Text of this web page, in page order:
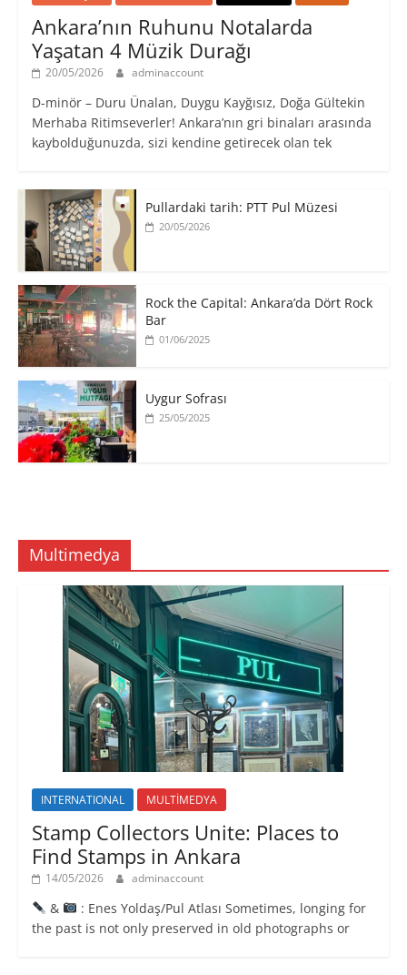
Ankara’nın Ruhunu Notalarda
Yaşatan 4 Müzik Durağı
20/05/2026 adminaccount
D-minör – Duru Ünalan, Duygu Kayğısız, Doğa Gültekin
Merhaba Ritimseverler! Ankara’nın gri binaları arasında
kaybolduğunuzda, sizi kendine getirecek olan tek
Pullardaki tarih: PTT Pul Müzesi
20/05/2026
Rock the Capital: Ankara’da Dört Rock
Bar
01/06/2025
Uygur Sofrası
25/05/2025
Multimedya
INTERNATIONAL MULTİMEDYA
Stamp Collectors Unite: Places to
Find Stamps in Ankara
14/05/2026 adminaccount
&
: Enes Yoldaş/Pul Atlası Sometimes, longing for
the past is not only preserved in old photographs or